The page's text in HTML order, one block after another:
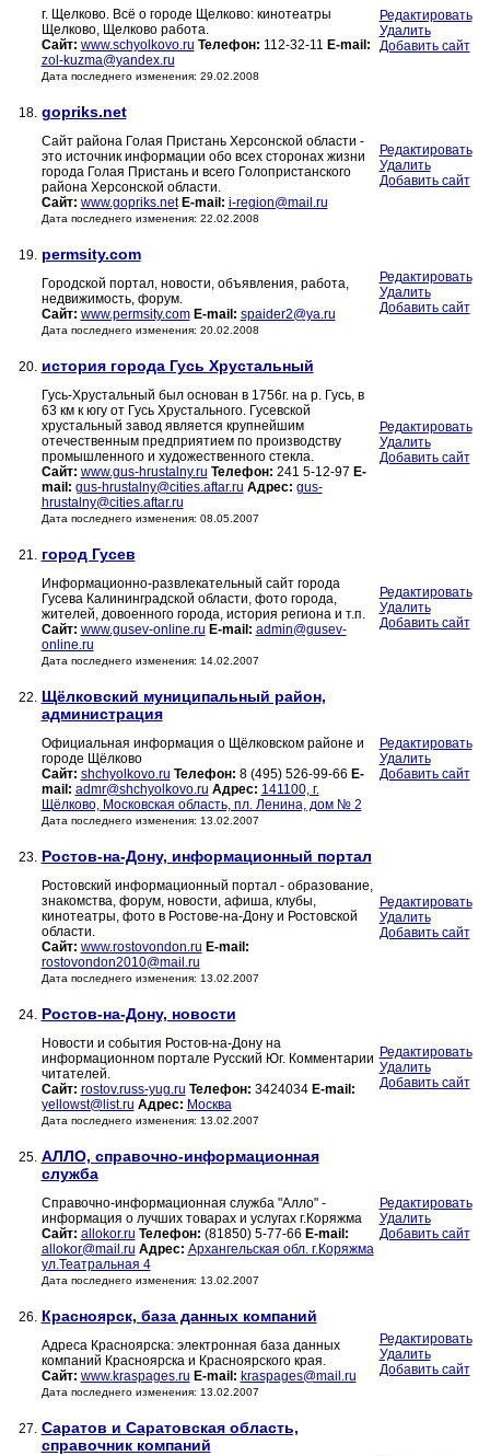
г. Щелково. Всё о городе Щелково: кинотеатры
Щелково, Щелково работа.
Сайт: www.schyolkovo.ru Телефон: 112-32-11 E-mail:
zol-kuzma@yandex.ru
Дата последнего изменения: 29.02.2008
Редактировать
Удалить
Добавить сайт
18. gopriks.net
Сайт района Голая Пристань Херсонской области -
это источник информации обо всех сторонах жизни
города Голая Пристань и всего Голопристанского
района Херсонской области.
Сайт: www.gopriks.net E-mail: i-region@mail.ru
Дата последнего изменения: 22.02.2008
Редактировать
Удалить
Добавить сайт
19. permsity.com
Городской портал, новости, объявления, работа,
недвижимость, форум.
Сайт: www.permsity.com E-mail: spaider2@ya.ru
Дата последнего изменения: 20.02.2008
Редактировать
Удалить
Добавить сайт
20. история города Гусь Хрустальный
Гусь-Хрустальный был основан в 1756г. на р. Гусь, в
63 км к югу от Гусь Хрустального. Гусевской
хрустальный завод является крупнейшим
отечественным предприятием по производству
промышленного и художественного стекла.
Сайт: www.gus-hrustalny.ru Телефон: 241 5-12-97 E-
mail: gus-hrustalny@cities.aftar.ru Адрес: gus-
hrustalny@cities.aftar.ru
Дата последнего изменения: 08.05.2007
Редактировать
Удалить
Добавить сайт
21. город Гусев
Информационно-развлекательный сайт города
Гусева Калининградской области, фото города,
жителей, довоенного города, история региона и т.п.
Сайт: www.gusev-online.ru E-mail: admin@gusev-
online.ru
Дата последнего изменения: 14.02.2007
Редактировать
Удалить
Добавить сайт
22. Щёлковский муниципальный район,
администрация
Официальная информация о Щёлковском районе и
городе Щёлково
Сайт: shchyolkovo.ru Телефон: 8 (495) 526-99-66 E-
mail: admr@shchyolkovo.ru Адрес: 141100, г.
Щёлково, Московская область, пл. Ленина, дом № 2
Дата последнего изменения: 13.02.2007
Редактировать
Удалить
Добавить сайт
23. Ростов-на-Дону, информационный портал
Ростовский информационный портал - образование,
знакомства, форум, новости, афиша, клубы,
кинотеатры, фото в Ростове-на-Дону и Ростовской
области.
Сайт: www.rostovondon.ru E-mail:
rostovondon2010@mail.ru
Дата последнего изменения: 13.02.2007
Редактировать
Удалить
Добавить сайт
24. Ростов-на-Дону, новости
Новости и события Ростов-на-Дону на
информационном портале Русский Юг. Комментарии
читателей.
Сайт: rostov.russ-yug.ru Телефон: 3424034 E-mail:
yellowst@list.ru Адрес: Москва
Дата последнего изменения: 13.02.2007
Редактировать
Удалить
Добавить сайт
25. АЛЛО, cправочно-информационная
служба
Справочно-информационная служба "Алло" -
информация о лучших товарах и услугах г.Коряжма
Сайт: allokor.ru Телефон: (81850) 5-77-66 E-mail:
allokor@mail.ru Адрес: Архангельская обл. г.Коряжма
ул.Театральная 4
Дата последнего изменения: 13.02.2007
Редактировать
Удалить
Добавить сайт
26. Красноярск, база данных компаний
Адреса Красноярска: электронная база данных
компаний Красноярска и Красноярского края.
Сайт: www.kraspages.ru E-mail: kraspages@mail.ru
Дата последнего изменения: 13.02.2007
Редактировать
Удалить
Добавить сайт
27. Саратов и Саратовская область,
справочник компаний